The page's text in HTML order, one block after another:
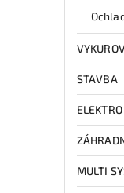
STAVBA
ELEKTRO
MULTI